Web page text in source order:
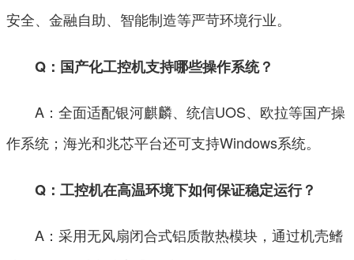
安全、金融自助、智能制造等严苛环境行业。
Q：国产化工控机支持哪些操作系统？
A：全面适配银河麒麟、统信UOS、欧拉等国产操
作系统；海光和兆芯平台还可支持Windows系统。
Q：工控机在高温环境下如何保证稳定运行？
A：采用无风扇闭合式铝质散热模块，通过机壳鳍